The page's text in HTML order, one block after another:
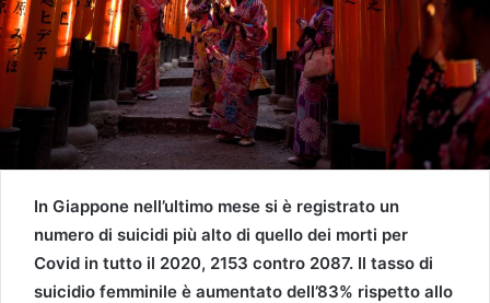
In Giappone nell’ultimo mese si è registrato un
numero di suicidi più alto di quello dei morti per
Covid in tutto il 2020, 2153 contro 2087. Il tasso di
suicidio femminile è aumentato dell’83% rispetto allo